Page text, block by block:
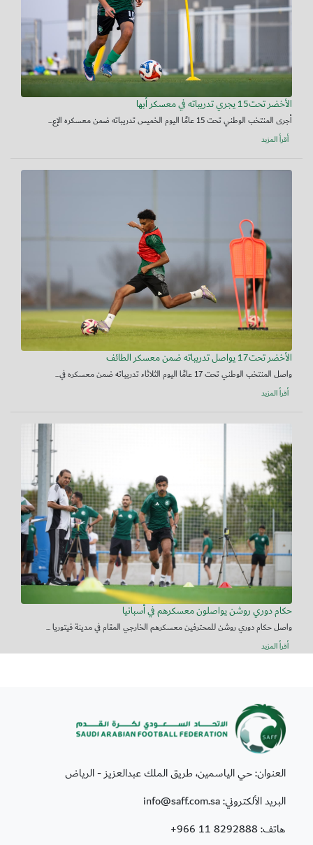
الأخضر تحت15 يجري تدريباته في معسكر أبها
أجرى المنتخب الوطني تحت 15 عامًا اليوم الخميس تدريباته ضمن معسكره الإع...
أقرأ المزيد
الأخضر تحت17 يواصل تدريباته ضمن معسكر الطائف
واصل المنتخب الوطني تحت 17 عامًا اليوم الثلاثاء تدريباته ضمن معسكره في...
أقرأ المزيد
حكام دوري روشن يواصلون معسكرهم في أسبانيا
واصل حكام دوري روشن للمحترفين معسكرهم الخارجي المقام في مدينة فيتوريا ...
أقرأ المزيد
العنوان: حي الياسمين، طريق الملك عبدالعزيز - الرياض
البريد الألكتروني: info@saff.com.sa
هاتف:+966 11 8292888